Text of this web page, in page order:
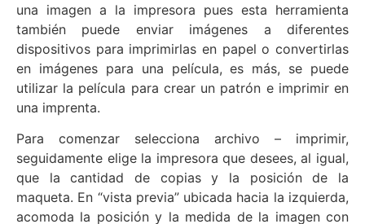
una imagen a la impresora pues esta herramienta
también puede enviar imágenes a diferentes
dispositivos para imprimirlas en papel o convertirlas
en imágenes para una película, es más, se puede
utilizar la película para crear un patrón e imprimir en
una imprenta.
Para comenzar selecciona archivo – imprimir,
seguidamente elige la impresora que desees, al igual,
que la cantidad de copias y la posición de la
maqueta. En “vista previa” ubicada hacia la izquierda,
acomoda la posición y la medida de la imagen con